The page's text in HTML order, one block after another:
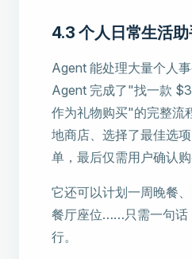
4.3 个人日常生活
Agent 能处理大量个人
Agent 完成了"找一款
作为礼物购买"的完整
地商店、选择了最佳选
单，最后仅需用户确认购
它还可以计划一周晚餐
餐厅座位……只需一句话
行。